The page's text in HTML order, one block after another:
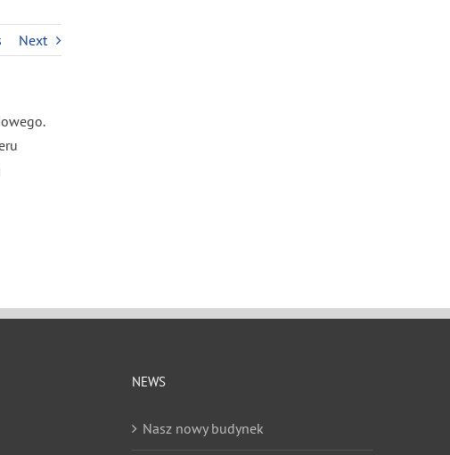
Next
NEWS
Nasz nowy budynek